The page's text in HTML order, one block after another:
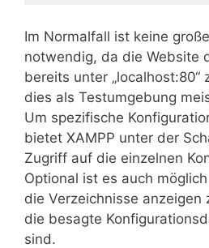
Im Normalfall ist keine
notwendig, da die Website
bereits unter „localhost:80“
dies als Testumgebung
Um spezifische
bietet XAMPP unter der
Zugriff auf die einzelnen
Optional ist es auch
die Verzeichnisse anzeigen
die besagte
sind.